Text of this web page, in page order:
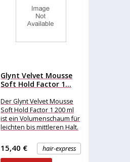
Glynt Velvet Mousse
Soft Hold Factor 1...
Der Glynt Velvet Mousse
Soft Hold Factor 1 200 ml
ist ein Volumenschaum für
leichten bis mittleren Halt.
hair-express
15,40 €